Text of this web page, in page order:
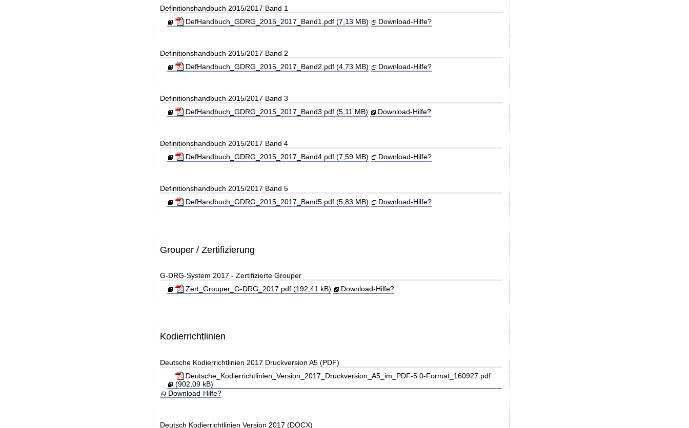
Definitionshandbuch 2015/2017 Band 1
DefHandbuch_GDRG_2015_2017_Band1.pdf (7,13 MB)
Download-Hilfe?
Definitionshandbuch 2015/2017 Band 2
DefHandbuch_GDRG_2015_2017_Band2.pdf (4,73 MB)
Download-Hilfe?
Definitionshandbuch 2015/2017 Band 3
DefHandbuch_GDRG_2015_2017_Band3.pdf (5,11 MB)
Download-Hilfe?
Definitionshandbuch 2015/2017 Band 4
DefHandbuch_GDRG_2015_2017_Band4.pdf (7,59 MB)
Download-Hilfe?
Definitionshandbuch 2015/2017 Band 5
DefHandbuch_GDRG_2015_2017_Band5.pdf (5,83 MB)
Download-Hilfe?
Grouper / Zertifizierung
G-DRG-System 2017 - Zertifizierte Grouper
Zert_Grouper_G-DRG_2017.pdf (192,41 kB)
Download-Hilfe?
Kodierrichtlinien
Deutsche Kodierrichtlinien 2017 Druckversion A5 (PDF)
Deutsche_Kodierrichtlinien_Version_2017_Druckversion_A5_im_PDF-5.0-Format_160927.pdf
(902,09 kB)
Download-Hilfe?
Deutsch Kodierrichtlinien Version 2017 (DOCX)